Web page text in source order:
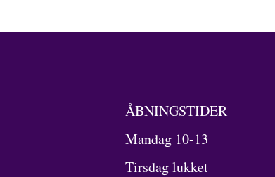
ÅBNINGSTIDER
Mandag 10-13
Tirsdag lukket